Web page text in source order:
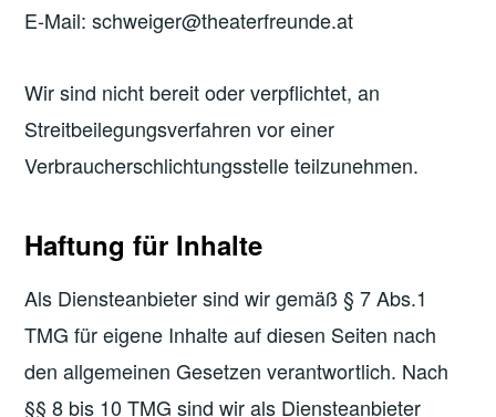
E-Mail: schweiger@theaterfreunde.at
Wir sind nicht bereit oder verpflichtet, an
Streitbeilegungsverfahren vor einer
Verbraucherschlichtungsstelle teilzunehmen.
Haftung für Inhalte
Als Diensteanbieter sind wir gemäß § 7 Abs.1
TMG für eigene Inhalte auf diesen Seiten nach
den allgemeinen Gesetzen verantwortlich. Nach
§§ 8 bis 10 TMG sind wir als Diensteanbieter